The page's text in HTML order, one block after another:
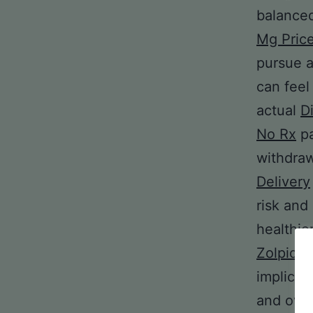
Mg
pursue
can
actual
No Rx
Delivery
risk
and